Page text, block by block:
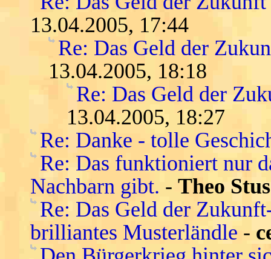
13.04.2005, 17:44
Re: Das Geld der
13.04.2005, 18:18
Re: Das Geld der
13.04.2005, 18:27
Re: Danke - tolle
Re: Das funktioniert nur
Nachbarn gibt. - Theo
Re: Das Geld der
brilliantes Musterländle -